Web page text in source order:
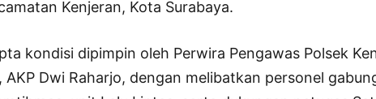
Kenjeran, Kota Surabaya.
kondisi dipimpin oleh Perwira Pengawas Polsek
AKP Dwi Raharjo, dengan melibatkan personel